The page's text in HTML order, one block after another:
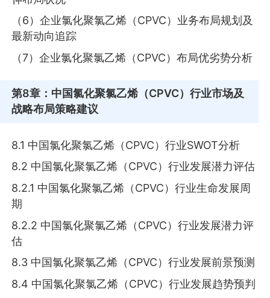
（6）企业氯化聚氯乙烯（CPVC）业务布局规划及
最新动向追踪
（7）企业氯化聚氯乙烯（CPVC）布局优劣势分析
第8章 ：中国氯化聚氯乙烯（CPVC）行业市场及
战略布局策略建议
8.1 中国氯化聚氯乙烯（CPVC）行业SWOT分析
8.2 中国氯化聚氯乙烯（CPVC）行业发展潜力评估
8.2.1 中国氯化聚氯乙烯（CPVC）行业生命发展周
期
8.2.2 中国氯化聚氯乙烯（CPVC）行业发展潜力评
估
8.3 中国氯化聚氯乙烯（CPVC）行业发展前景预测
8.4 中国氯化聚氯乙烯（CPVC）行业发展趋势预判